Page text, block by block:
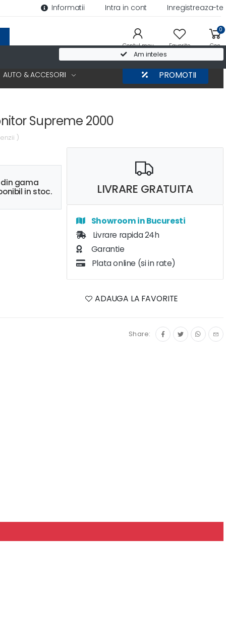
Am inteles
Informatii Intra in cont Inregistreaza-te
Contul meu Favorite
0
Cos
AUTO & ACCESORII PROMOTII
Supreme 2000
)
gama
in stoc.
LIVRARE GRATUITA
Showroom in Bucuresti
Livrare rapida 24h
Garantie
Plata online (si in rate)
ADAUGA LA FAVORITE
Share: